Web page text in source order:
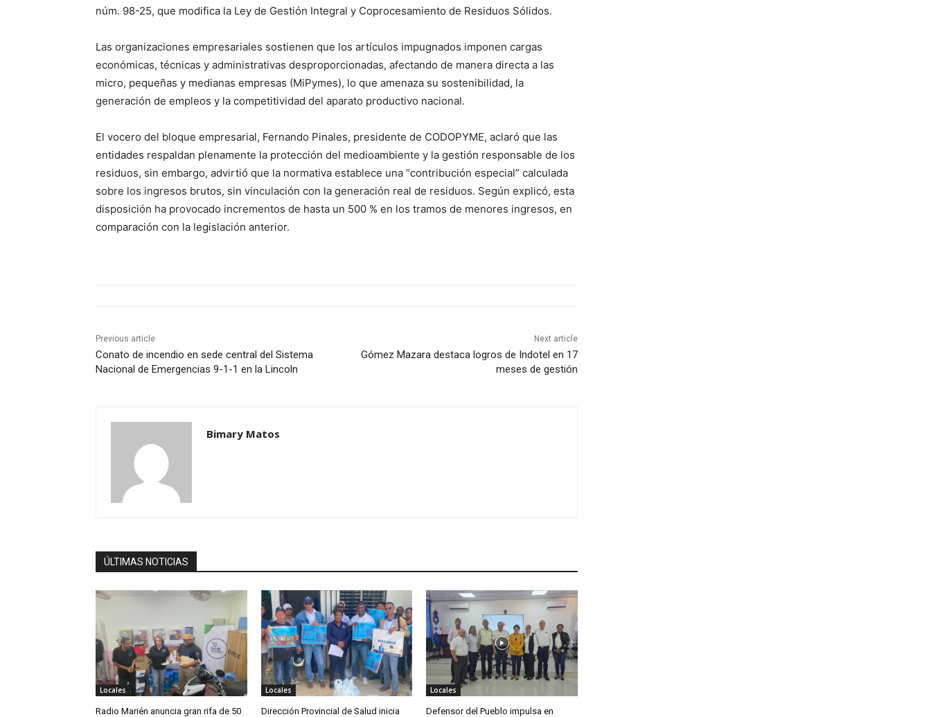
núm. 98-25, que modifica la Ley de Gestión Integral y Coprocesamiento de Residuos Sólidos.
Las organizaciones empresariales sostienen que los artículos impugnados imponen cargas
económicas, técnicas y administrativas desproporcionadas, afectando de manera directa a las
micro, pequeñas y medianas empresas (MiPymes), lo que amenaza su sostenibilidad, la
generación de empleos y la competitividad del aparato productivo nacional.
El vocero del bloque empresarial, Fernando Pinales, presidente de CODOPYME, aclaró que las
entidades respaldan plenamente la protección del medioambiente y la gestión responsable de los
residuos, sin embargo, advirtió que la normativa establece una “contribución especial” calculada
sobre los ingresos brutos, sin vinculación con la generación real de residuos. Según explicó, esta
disposición ha provocado incrementos de hasta un 500 % en los tramos de menores ingresos, en
comparación con la legislación anterior.
Previous article
Conato de incendio en sede central del Sistema
Nacional de Emergencias 9-1-1 en la Lincoln
Next article
Gómez Mazara destaca logros de Indotel en 17
meses de gestión
Bimary Matos
ÚLTIMAS NOTICIAS
Locales
Radio Marién anuncia gran rifa de 50
Locales
Dirección Provincial de Salud inicia
Locales
Defensor del Pueblo impulsa en